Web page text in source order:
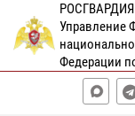
РОСГВАРДИЯ
Управление
Федерации